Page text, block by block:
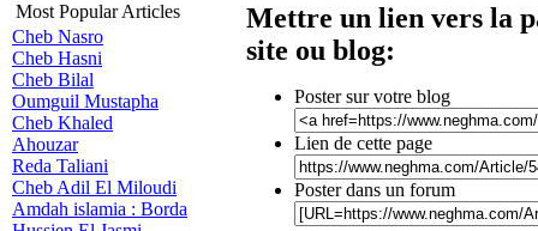
Most Popular Articles
Cheb Nasro
Cheb Hasni
Cheb Bilal
Oumguil Mustapha
Cheb Khaled
Ahouzar
Reda Taliani
Cheb Adil El Miloudi
Amdah islamia : Borda
Mettre un lien vers la
site ou blog:
Poster sur votre blog
Lien de cette page
Poster dans un forum